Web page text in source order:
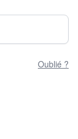
Oublié ?